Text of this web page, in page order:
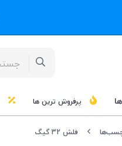
پرفروش ترین ها
فلش 32 گیگ